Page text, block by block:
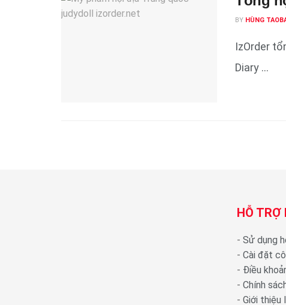
BY HÙNG
IzOrder
Diary ...
HỖ TRỢ
- Sử dụng
- Cài đặt
- Điều
- Chính
- Giới thiệu